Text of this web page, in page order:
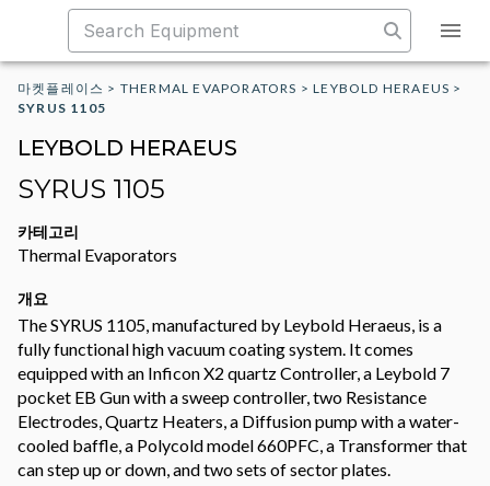
마켓플레이스 > THERMAL EVAPORATORS >LEYBOLD HERAEUS >
SYRUS 1105
LEYBOLD HERAEUS
SYRUS 1105
카테고리
Thermal Evaporators
개요
The SYRUS 1105, manufactured by Leybold Heraeus, is a
fully functional high vacuum coating system. It comes
equipped with an Inficon X2 quartz Controller, a Leybold 7
pocket EB Gun with a sweep controller, two Resistance
Electrodes, Quartz Heaters, a Diffusion pump with a water-
cooled baffle, a Polycold model 660PFC, a Transformer that
can step up or down, and two sets of sector plates.